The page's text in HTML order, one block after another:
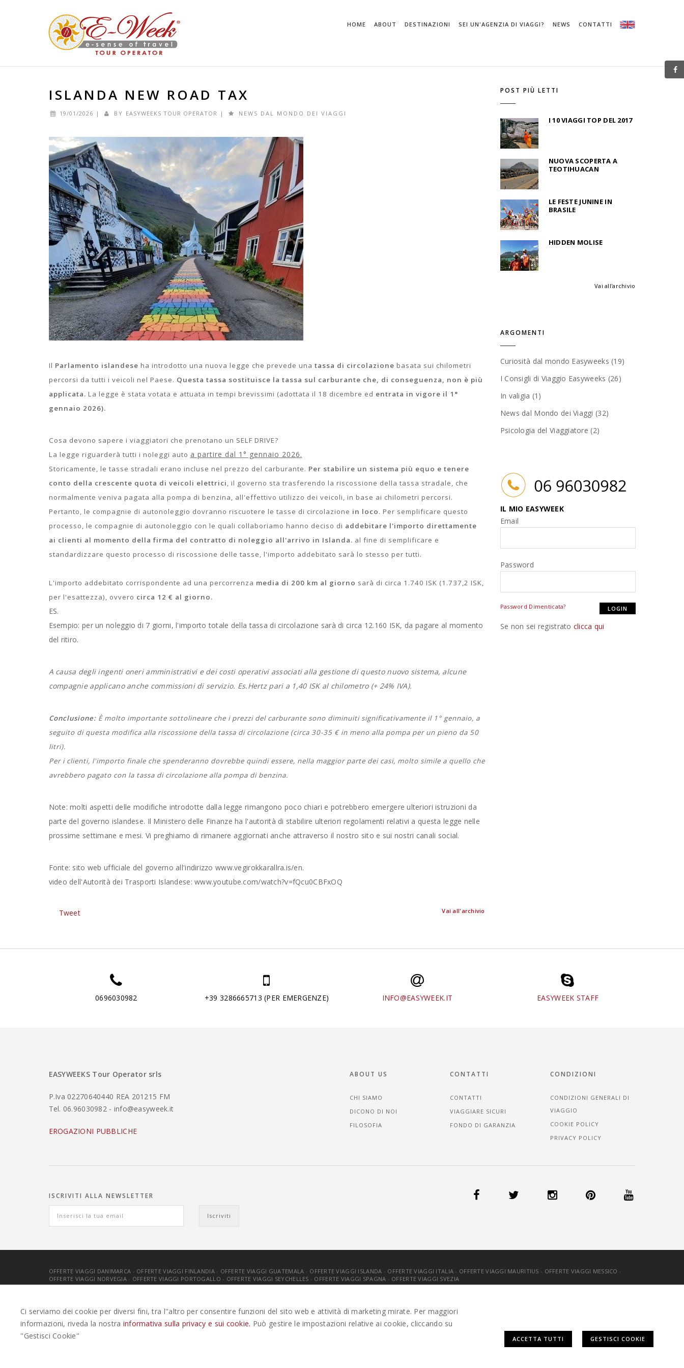
HOME ABOUT DESTINAZIONI SEI UN'AGENZIA DI VIAGGI? NEWS CONTATTI
ISLANDA NEW ROAD TAX
19/01/2026 | BY EASYWEEKS TOUR OPERATOR | NEWS DAL MONDO DEI VIAGGI
Il Parlamento islandese ha introdotto una nuova legge che prevede una tassa di circolazione basata sui chilometri
percorsi da tutti i veicoli nel Paese. Questa tassa sostituisce la tassa sul carburante che, di conseguenza, non è più
applicata. La legge è stata votata e attuata in tempi brevissimi (adottata il 18 dicembre ed entrata in vigore il 1°
gennaio 2026).
Cosa devono sapere i viaggiatori che prenotano un SELF DRIVE?
La legge riguarderà tutti i noleggi auto a partire dal 1° gennaio 2026.
Storicamente, le tasse stradali erano incluse nel prezzo del carburante. Per stabilire un sistema più equo e tenere
conto della crescente quota di veicoli elettrici , il governo sta trasferendo la riscossione della tassa stradale, che
normalmente veniva pagata alla pompa di benzina, all'effettivo utilizzo dei veicoli, in base ai chilometri percorsi.
Pertanto, le compagnie di autonoleggio dovranno riscuotere le tasse di circolazione in loco. Per semplificare questo
processo, le compagnie di autonoleggio con le quali collaboriamo hanno deciso di addebitare l'importo direttamente
ai clienti al momento della firma del contratto di noleggio all'arrivo in Islanda. al fine di semplificare e
standardizzare questo processo di riscossione delle tasse, l'importo addebitato sarà lo stesso per tutti.
L'importo addebitato corrispondente ad una percorrenza media di 200 km al giorno sarà di circa 1.740 ISK (1.737,2 ISK,
per l'esattezza), ovvero circa 12 € al giorno.
ES.
Esempio: per un noleggio di 7 giorni, l'importo totale della tassa di circolazione sarà di circa 12.160 ISK, da pagare al momento
del ritiro.
A causa degli ingenti oneri amministrativi e dei costi operativi associati alla gestione di questo nuovo sistema, alcune
compagnie applicano anche commissioni di servizio. Es.Hertz pari a 1,40 ISK al chilometro (+ 24% IVA).
Conclusione:È molto importante sottolineare che i prezzi del carburante sono diminuiti significativamente il 1° gennaio, a
seguito di questa modifica alla riscossione della tassa di circolazione (circa 30-35 € in meno alla pompa per un pieno da 50
litri).
Per i clienti, l'importo finale che spenderanno dovrebbe quindi essere, nella maggior parte dei casi, molto simile a quello che
avrebbero pagato con la tassa di circolazione alla pompa di benzina.
Note: molti aspetti delle modifiche introdotte dalla legge rimangono poco chiari e potrebbero emergere ulteriori istruzioni da
parte del governo islandese. Il Ministero delle Finanze ha l'autorità di stabilire ulteriori regolamenti relativi a questa legge nelle
prossime settimane e mesi. Vi preghiamo di rimanere aggiornati anche attraverso il nostro sito e sui nostri canali social.
Fonte: sito web ufficiale del governo all'indirizzo www.vegirokkarallra.is/en.
video dell'Autorità dei Trasporti Islandese: www.youtube.com/watch?v=fQcu0CBFxOQ
Vai all'archivio
Tweet
POST PIÙ LETTI
I 10 VIAGGI TOP DEL 2017
NUOVA SCOPERTA A
TEOTIHUACAN
LE FESTE JUNINE IN
BRASILE
HIDDEN MOLISE
Vai all'archivio
ARGOMENTI
Curiosità dal mondo Easyweeks (19)
I Consigli di Viaggio Easyweeks (26)
In valigia (1)
News dal Mondo dei Viaggi (32)
Psicologia del Viaggiatore (2)
IL MIO EASYWEEK
Email
Password
Password Dimenticata?
Se non sei registrato clicca qui
0696030982 +39 3286665713 (PER EMERGENZE) INFO@EASYWEEK.IT EASYWEEK STAFF
EASYWEEKS Tour Operator srls
P.Iva 02270640440 REA 201215 FM
Tel. 06.96030982 - info@easyweek.it
EROGAZIONI PUBBLICHE
ABOUT US
CHI SIAMO
DICONO DI NOI
FILOSOFIA
CONTATTI
CONTATTI
VIAGGIARE SICURI
FONDO DI GARANZIA
CONDIZIONI
CONDIZIONI GENERALI DI
VIAGGIO
COOKIE POLICY
PRIVACY POLICY
ISCRIVITI ALLA NEWSLETTER
OFFERTE VIAGGI DANIMARCA - OFFERTE VIAGGI FINLANDIA- OFFERTE VIAGGI GUATEMALA - OFFERTE VIAGGI ISLANDA - OFFERTE VIAGGI ITALIA - OFFERTE VIAGGI MAURITIUS - OFFERTE VIAGGI MESSICO -
OFFERTE VIAGGI NORVEGIA- OFFERTE VIAGGI PORTOGALLO - OFFERTE VIAGGI SEYCHELLES - OFFERTE VIAGGI SPAGNA - OFFERTE VIAGGI SVEZIA
Ci serviamo dei cookie per diversi fini, tra l''altro per consentire funzioni del sito web e attività di marketing mirate. Per maggiori
informazioni, riveda la nostra informativa sulla privacy e sui cookie. Può gestire le impostazioni relative ai cookie, cliccando su
''Gestisci Cookie''
ACCETTA TUTTI GESTISCI COOKIE
Questo plugin utilizza cookie per raccogliere dati e cookie di terze parti per migliorare l'esperienza utente. Per visualizzare il plugin è necessario dare il consenso.